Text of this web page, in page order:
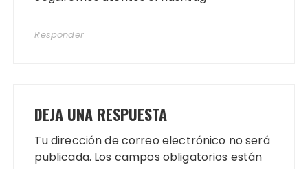
Responder
DEJA UNA RESPUESTA
Tu dirección de correo electrónico no será
publicada. Los campos obligatorios están